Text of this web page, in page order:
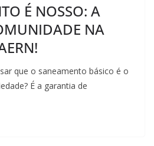
É NOSSO: A
NA
que o saneamento básico é o
É a garantia de